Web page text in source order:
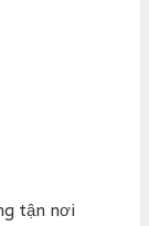
tận nơi